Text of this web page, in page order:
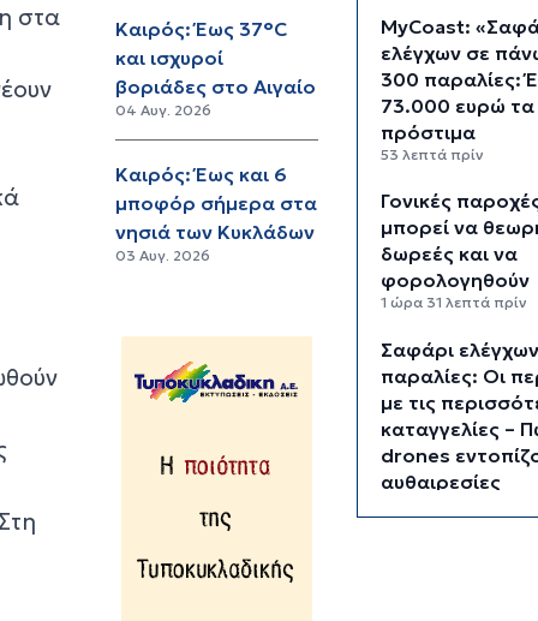
στα
Καιρός: Έως 37°C
και ισχυροί
βοριάδες στο Αιγαίο
04 Αυγ. 2026
Καιρός: Έως και 6
μποφόρ σήμερα στα
νησιά των Κυκλάδων
03 Αυγ. 2026
MyCoast:
ελέγχων σε
300 παραλίες:
73.000 ευρώ τα
πρόστιμα
53 λεπτά πρίν
Γονικές
μπορεί να
δωρεές και να
φορολογηθούν
1 ώρα 31 λεπτά πρίν
Σαφάρι
παραλίες: Οι
με τις
καταγγελίες –
drones
αυθαιρεσίες